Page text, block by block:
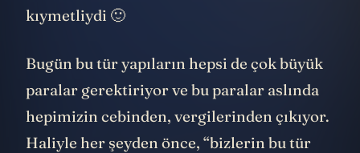
kıymetliydi 🙂
Bugün bu tür yapıların hepsi de çok büyük
paralar gerektiriyor ve bu paralar aslında
hepimizin cebinden, vergilerinden çıkıyor.
Haliyle her şeyden önce, “bizlerin bu tür